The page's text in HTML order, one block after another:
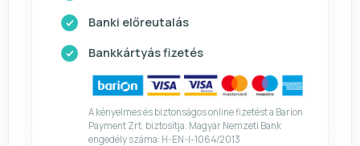
Banki előreutalás
Bankkártyás fizetés
A kényelmes és biztonságos online fizetést a Barion
Payment Zrt. biztosítja. Magyar Nemzeti Bank
engedély száma: H-EN-I-1064/2013